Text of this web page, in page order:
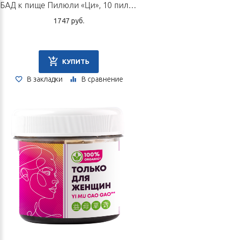
патогенных бактерий и грибков, повышают местную
(традиционная китайская медицина)
Осушают сырость, обладают вяжущими свойствами, чистят
жар и яд, гармонизируют чудесные каналы чун-май и жэнь-май,
Монье, софора желтоватая, мята просточашечковая, стемона
сидячелистная, борщевик шероховатый, подорожник
азиатский, эвкоммия вязовидная, кодонопсис
мелковолосистый, псоралея лещинолистная, солодка гладкая,
пион белоцветковый, куркулига орхидеевидная, гирчовник
влагалищный, атрактилодес яйцевидный, долихос лобия.
Способ применения
БАД к пище Пилюли «Ци», 10 пилюль по 9 г
1747 руб.
КУПИТЬ
В закладки В сравнение